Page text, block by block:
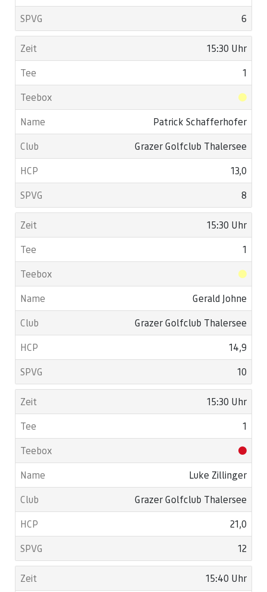
6
15:30 Uhr
1
Patrick Schafferhofer
Grazer Golfclub Thalersee
13,0
8
15:30 Uhr
1
Gerald Johne
Grazer Golfclub Thalersee
14,9
10
15:30 Uhr
1
Luke Zillinger
Grazer Golfclub Thalersee
21,0
12
15:40 Uhr